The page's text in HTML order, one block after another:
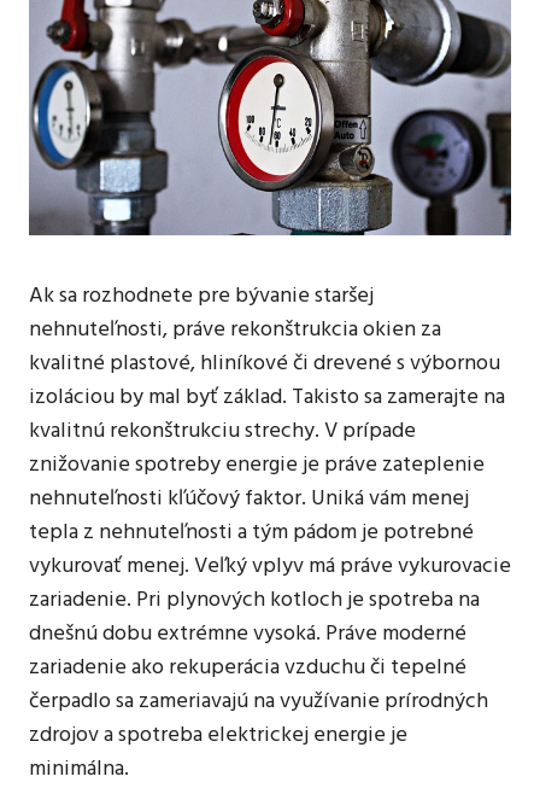
Ak sa rozhodnete pre bývanie staršej
nehnuteľnosti, práve rekonštrukcia okien za
kvalitné plastové, hliníkové či drevené s výbornou
izoláciou by mal byť základ. Takisto sa zamerajte na
kvalitnú rekonštrukciu strechy. V prípade
znižovanie spotreby energie je práve zateplenie
nehnuteľnosti kľúčový faktor. Uniká vám menej
tepla z nehnuteľnosti a tým pádom je potrebné
vykurovať menej. Veľký vplyv má práve vykurovacie
zariadenie. Pri plynových kotloch je spotreba na
dnešnú dobu extrémne vysoká. Práve moderné
zariadenie ako rekuperácia vzduchu či tepelné
čerpadlo sa zameriavajú na využívanie prírodných
zdrojov a spotreba elektrickej energie je
minimálna.